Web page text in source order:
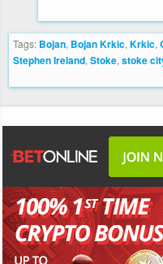
Tags: Bojan, Bojan Krkic, Krkic,
Stephen Ireland, Stoke, stoke